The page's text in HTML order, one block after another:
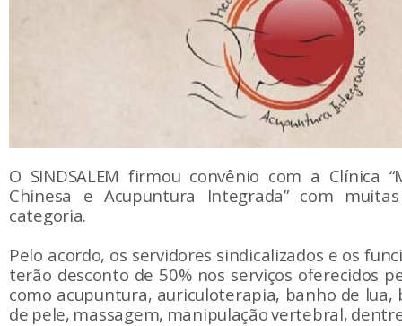
O SINDSALEM firmou convênio com a Clínica
Chinesa e Acupuntura Integrada” com
categoria.
Pelo acordo, os servidores sindicalizados e os
terão desconto de 50% nos serviços oferecidos
como acupuntura, auriculoterapia, banho de lua,
de pele, massagem, manipulação vertebral,